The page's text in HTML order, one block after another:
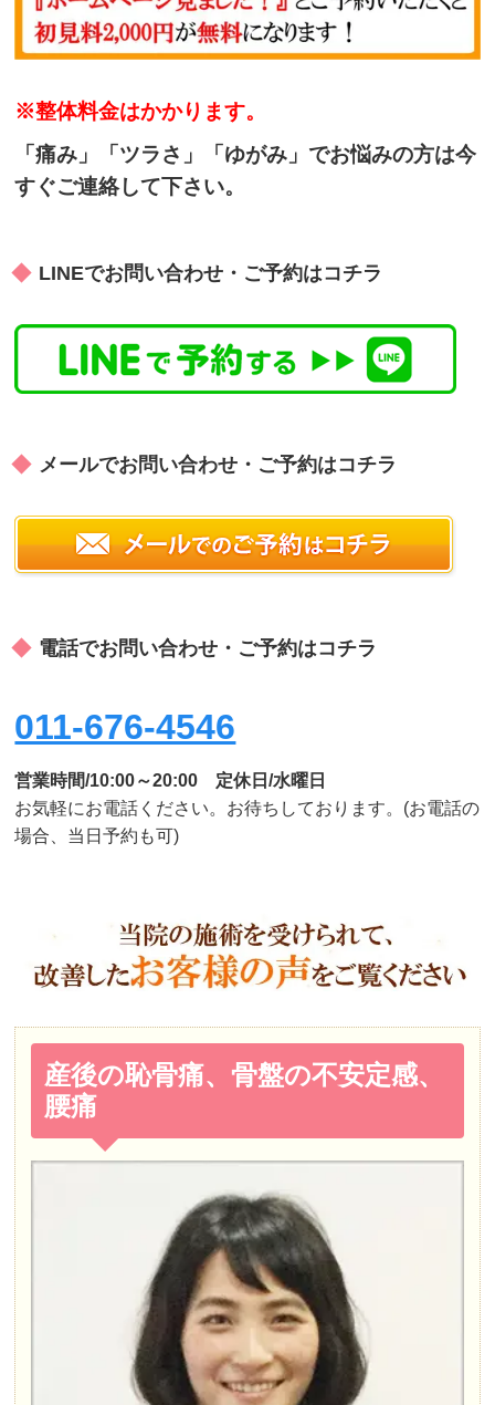
※整体料金はかかります。
「痛み」「ツラさ」「ゆがみ」でお悩みの方は今
すぐご連絡して下さい。
LINEでお問い合わせ・ご予約はコチラ
メールでお問い合わせ・ご予約はコチラ
電話でお問い合わせ・ご予約はコチラ
011-676-4546
営業時間/10:00～20:00 定休日/水曜日
お気軽にお電話ください。お待ちしております。(お電話の
場合、当日予約も可)
産後の恥骨痛、骨盤の不安定感、
腰痛